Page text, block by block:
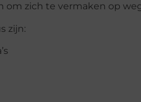
zich te vermaken op
zijn: